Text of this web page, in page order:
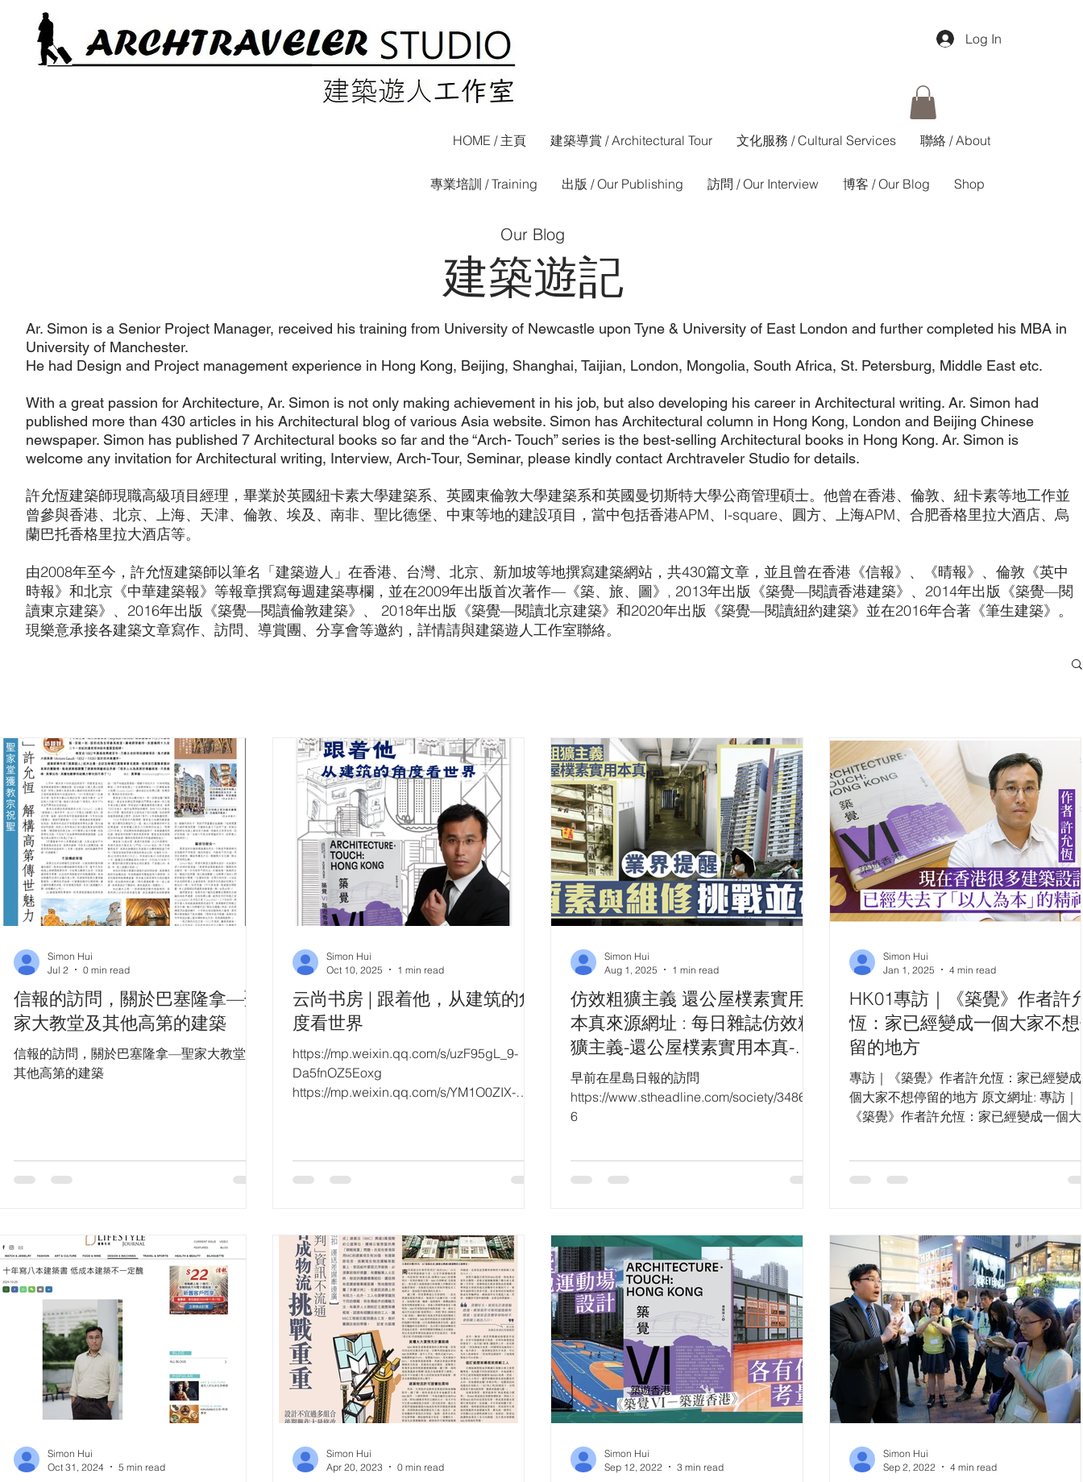
Log In
HOME / 主頁 建築導賞 / Architectural Tour 文化服務 / Cultural Services 聯絡 / About
專業培訓 / Training 出版 / Our Publishing 訪問 / Our Interview 博客 / Our Blog Shop
Our Blog
建築遊記
Ar. Simon is a Senior Project Manager, received his training from University of Newcastle upon Tyne & University of East London and further completed his MBA in
University of Manchester.
He had Design and Project management experience in Hong Kong, Beijing, Shanghai, Taijian, London, Mongolia, South Africa, St. Petersburg, Middle East etc.
With a great passion for Architecture, Ar. Simon is not only making achievement in his job, but also developing his career in Architectural writing. Ar. Simon had
published more than 430 articles in his Architectural blog of various Asia website. Simon has Architectural column in Hong Kong, London and Beijing Chinese
newspaper. Simon has published 7 Architectural books so far and the “Arch- Touch” series is the best-selling Architectural books in Hong Kong. Ar. Simon is
welcome any invitation for Architectural writing, Interview, Arch-Tour, Seminar, please kindly contact Archtraveler Studio for details.
許允恆建築師現職高級項目經理，畢業於英國紐卡素大學建築系、英國東倫敦大學建築系和英國曼切斯特大學公商管理碩士。他曾在香港、倫敦、紐卡素等地工作並
曾參與香港、北京、上海、天津、倫敦、埃及、南非、聖比德堡、中東等地的建設項目，當中包括香港APM、I-square、圓方、上海APM、合肥香格里拉大酒店、烏
蘭巴托香格里拉大酒店等。
由2008年至今，許允恆建築師以筆名「建築遊人」在香港、台灣、北京、新加坡等地撰寫建築網站，共430篇文章，並且曾在香港《信報》、《晴報》、倫敦《英中
時報》和北京《中華建築報》等報章撰寫每週建築專欄，並在2009年出版首次著作—《築、旅、圖》, 2013年出版《築覺—閱讀香港建築》、2014年出版《築覺—閱
讀東京建築》、2016年出版《築覺—閱讀倫敦建築》、 2018年出版《築覺—閱讀北京建築》和2020年出版《築覺—閱讀紐約建築》並在2016年合著《筆生建築》。
現樂意承接各建築文章寫作、訪問、導賞團、分享會等邀約，詳情請與建築遊人工作室聯絡。
信報的訪問，關於巴塞隆拿—聖
家大教堂及其他高第的建築
信報的訪問，關於巴塞隆拿—聖家大教堂過
其他高第的建築
Simon Hui
Jul 2
0 min read
云尚书房 | 跟着他，从建筑的角
度看世界
https://mp.weixin.qq.com/s/uzF95gL_9-
Da5fnOZ5Eoxg
https://mp.weixin.qq.com/s/YM1O0ZIX-
Simon Hui
Oct 10, 2025
1 min read
仿效粗獷主義 還公屋樸素實用
本真來源網址 : 每日雜誌仿效粗
獷主義-還公屋樸素實用本真-外
牆不粉刷不批灰減成本-業界提
醒質素與維修挑戰並存 | 星島頭
條
早前在星島日報的訪問
https://www.stheadline.com/society/348640
6
Simon Hui
Aug 1, 2025
1 min read
HK01專訪｜《築覺》作者許
恆：家已經變成一個大家不
留的地方
專訪｜《築覺》作者許允恆：家已經變
個大家不想停留的地方 原文網址: 專訪｜
《築覺》作者許允恆：家已經變成一個
utm_source=01articlecopy&...
Simon Hui
Jan 1, 2025
4 min read
Simon Hui
Oct 31, 2024
5 min read
Simon Hui
Apr 20, 2023
0 min read
Simon Hui
Sep 12, 2022
3 min read
Simon Hui
Sep 2, 2022
4 min read